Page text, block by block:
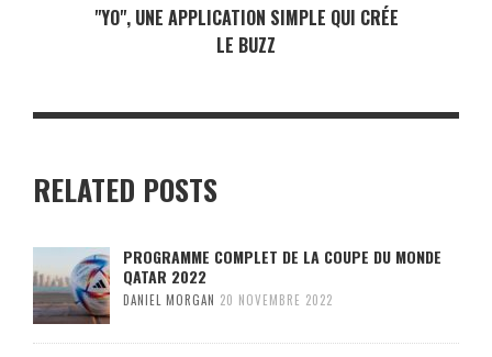
"YO", UNE APPLICATION SIMPLE QUI CRÉE
LE BUZZ
RELATED POSTS
PROGRAMME COMPLET DE LA COUPE DU MONDE
QATAR 2022
DANIEL MORGAN 20 NOVEMBRE 2022